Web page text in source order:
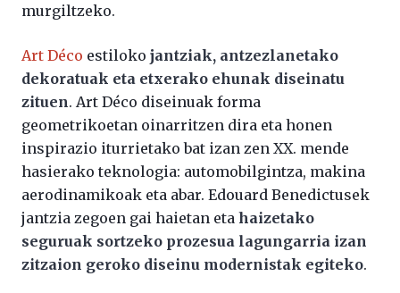
murgiltzeko.
Art Déco estiloko jantziak, antzezlanetako
dekoratuak eta etxerako ehunak diseinatu
zituen. Art Déco diseinuak forma
geometrikoetan oinarritzen dira eta honen
inspirazio iturrietako bat izan zen XX. mende
hasierako teknologia: automobilgintza, makina
aerodinamikoak eta abar. Edouard Benedictusek
jantzia zegoen gai haietan eta haizetako
seguruak sortzeko prozesua lagungarria izan
zitzaion geroko diseinu modernistak egiteko.